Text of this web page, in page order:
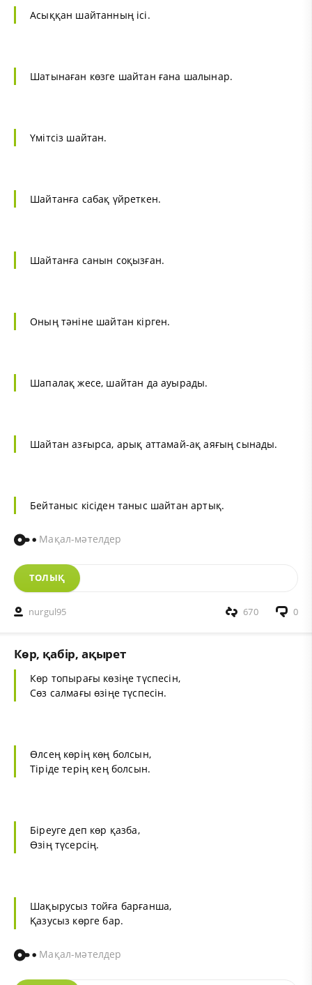
Асыққан шайтанның ісі.
Шатынаған көзге шайтан ғана шалынар.
Үмітсіз шайтан.
Шайтанға сабақ үйреткен.
Шайтанға санын соқызған.
Оның тәніне шайтан кірген.
Шапалақ жесе, шайтан да ауырады.
Шайтан азғырса, арық аттамай-ақ аяғың сынады.
Бейтаныс кісіден таныс шайтан артық.
Мақал-мәтелдер
ТОЛЫҚ
nurgul95 0
670
Көр, қабір, ақырет
Көр топырағы көзіңе түспесін,
Сөз салмағы өзіңе түспесін.
Өлсең көрің көң болсын,
Тіріде терің кең болсын.
Біреуге деп көр қазба,
Өзің түсерсің.
Шақырусыз тойға барғанша,
Қазусыз көрге бар.
Мақал-мәтелдер